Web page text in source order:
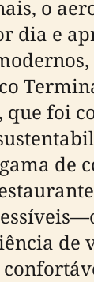
o
dia e
que foi
de
de